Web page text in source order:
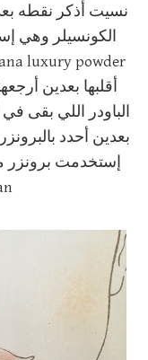
نسيت أذكر نقطه
أقلبها بعدين
الباودر اللي بقى
بعدين أحدد